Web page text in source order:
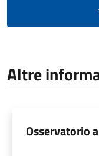
Altre
Osservatorio